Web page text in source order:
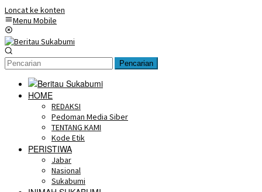
Loncat ke konten
Menu Mobile
Pencarian
HOME
REDAKSI
Pedoman Media Siber
TENTANG KAMI
Kode Etik
PERISTIWA
Jabar
Nasional
Sukabumi